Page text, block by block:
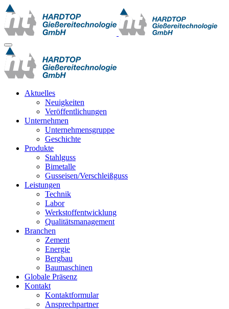
Aktuelles
Neuigkeiten
Veröffentlichungen
Unternehmen
Unternehmensgruppe
Geschichte
Produkte
Stahlguss
Bimetalle
Gusseisen/Verschleißguss
Leistungen
Technik
Labor
Werkstoffentwicklung
Qualitätsmanagement
Branchen
Zement
Energie
Bergbau
Baumaschinen
Globale Präsenz
Kontakt
Kontaktformular
Ansprechpartner